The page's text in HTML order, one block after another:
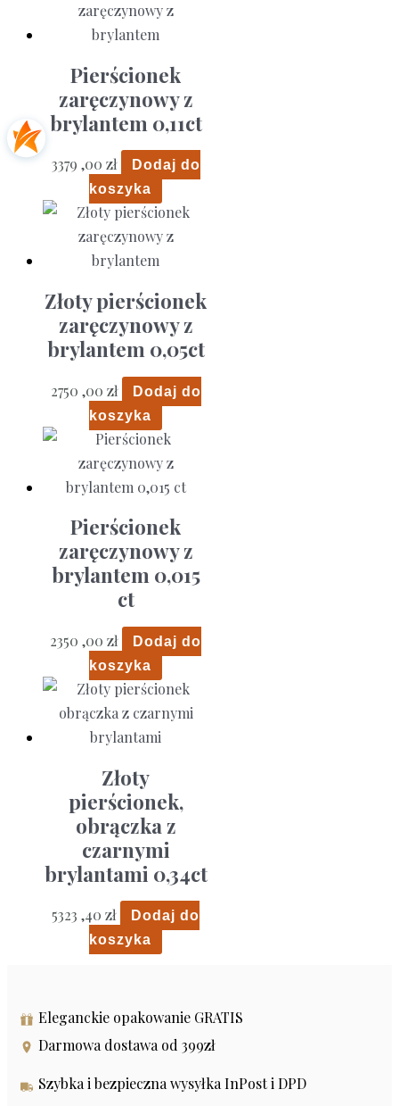
Pierścionek
zaręczynowy z
brylantem 0,11ct
3379 ,00 zł
Dodaj do
koszyka
Złoty pierścionek
zaręczynowy z
brylantem 0,05ct
2750 ,00 zł
Dodaj do
koszyka
Pierścionek
zaręczynowy z
brylantem 0,015
ct
2350 ,00 zł
Dodaj do
koszyka
Złoty
pierścionek,
obrączka z
czarnymi
brylantami 0,34ct
5323 ,40 zł
Dodaj do
koszyka
Eleganckie opakowanie GRATIS
Darmowa dostawa od 399zł
Szybka i bezpieczna wysyłka InPost i DPD